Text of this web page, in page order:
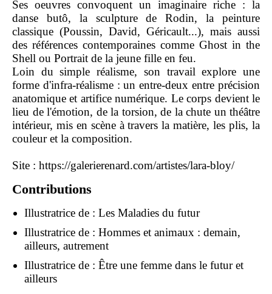
Ses oeuvres convoquent un imaginaire riche : la
danse butô, la sculpture de Rodin, la peinture
classique (Poussin, David, Géricault...), mais aussi
des références contemporaines comme Ghost in the
Shell ou Portrait de la jeune fille en feu.
Loin du simple réalisme, son travail explore une
forme d'infra-réalisme : un entre-deux entre précision
anatomique et artifice numérique. Le corps devient le
lieu de l'émotion, de la torsion, de la chute un théâtre
intérieur, mis en scène à travers la matière, les plis, la
couleur et la composition.
Site : https://galerierenard.com/artistes/lara-bloy/
Contributions
Illustratrice de : Les Maladies du futur
Illustratrice de : Hommes et animaux : demain,
ailleurs, autrement
Illustratrice de : Être une femme dans le futur et
ailleurs